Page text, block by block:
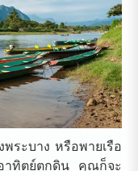
ระบาง หรือพายเรือ
าทิตย์ตกดิน คุณก็จะ